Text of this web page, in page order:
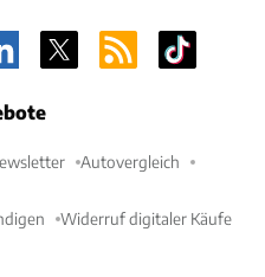
Autovergleich
Widerruf digitaler Käufe